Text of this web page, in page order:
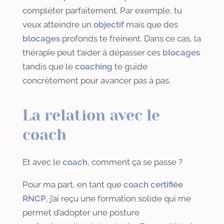
compléter parfaitement. Par exemple, tu
veux atteindre un objectifmais que des
blocages profonds te freinent. Dans ce cas, la
thérapie peut t’aider à dépasser ces blocages
tandis que le coaching te guide
concrètement pour avancer pas à pas.
La relation avec le
coach
Et avec le coach, comment ça se passe ?
Pour ma part, en tant que coach certifiée
RNCP, j’ai reçu une formation solide qui me
permet d’adopter une posture